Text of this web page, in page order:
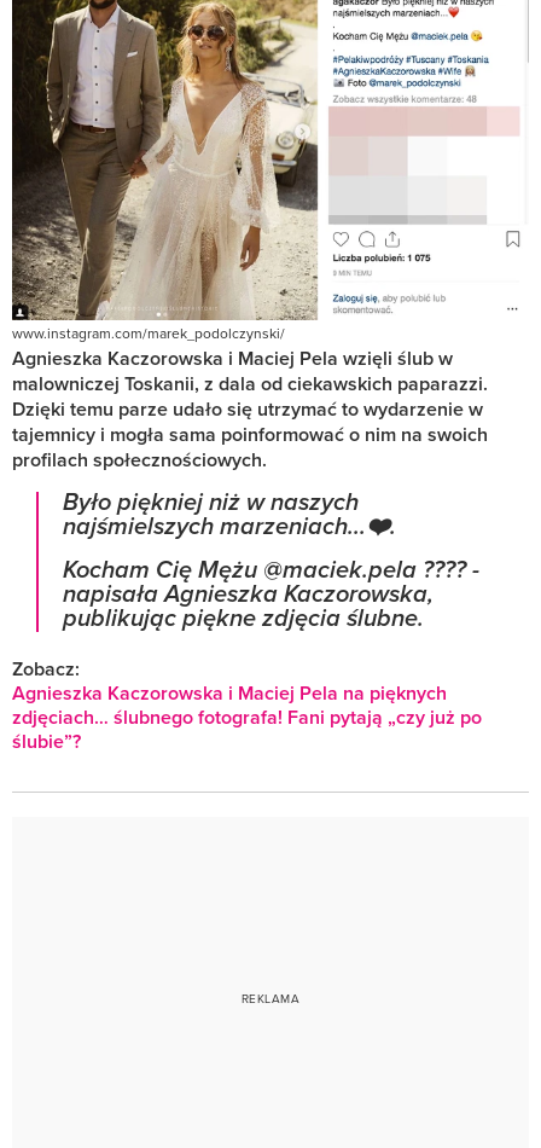
www.instagram.com/marek_podolczynski/
Agnieszka Kaczorowska i Maciej Pela wzięli ślub w
malowniczej Toskanii, z dala od ciekawskich paparazzi.
Dzięki temu parze udało się utrzymać to wydarzenie w
tajemnicy i mogła sama poinformować o nim na swoich
profilach społecznościowych.
Było piękniej niż w naszych
najśmielszych marzeniach...❤️.
Kocham Cię Mężu @maciek.pela ???? -
napisała Agnieszka Kaczorowska,
publikując piękne zdjęcia ślubne.
Zobacz:
Agnieszka Kaczorowska i Maciej Pela na pięknych
zdjęciach… ślubnego fotografa! Fani pytają „czy już po
ślubie”?